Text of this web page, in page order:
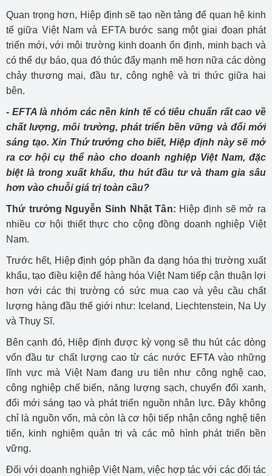
Quan trọng hơn, Hiệp định sẽ tạo nền tảng để quan hệ kinh
tế giữa Việt Nam và EFTA bước sang một giai đoạn phát
triển mới, với môi trường kinh doanh ổn định, minh bạch và
có thể dự báo, qua đó thúc đẩy mạnh mẽ hơn nữa các dòng
chảy thương mại, đầu tư, công nghệ và tri thức giữa hai
bên.
- EFTA là nhóm các nền kinh tế có tiêu chuẩn rất cao về
chất lượng, môi trường, phát triển bền vững và đổi mới
sáng tạo. Xin Thứ trưởng cho biết, Hiệp định này sẽ mở
ra cơ hội cụ thể nào cho doanh nghiệp Việt Nam, đặc
biệt là trong xuất khẩu, thu hút đầu tư và tham gia sâu
hơn vào chuỗi giá trị toàn cầu?
Thứ trưởng Nguyễn Sinh Nhật Tân: Hiệp định sẽ mở ra
nhiều cơ hội thiết thực cho cộng đồng doanh nghiệp Việt
Nam.
Trước hết, Hiệp định góp phần đa dạng hóa thị trường xuất
khẩu, tạo điều kiện để hàng hóa Việt Nam tiếp cận thuận lợi
hơn với các thị trường có sức mua cao và yêu cầu chất
lượng hàng đầu thế giới như: Iceland, Liechtenstein, Na Uy
và Thụy Sĩ.
Bên cạnh đó, Hiệp định được kỳ vọng sẽ thu hút các dòng
vốn đầu tư chất lượng cao từ các nước EFTAvào những
lĩnh vực mà Việt Nam đang ưu tiên như công nghệ cao,
công nghiệp chế biến, năng lượng sạch, chuyển đổi xanh,
đổi mới sáng tạo và phát triển nguồn nhân lực. Đây không
chỉ là nguồn vốn, mà còn là cơ hội tiếp nhận công nghệ tiên
tiến, kinh nghiệm quản trị và các mô hình phát triển bền
vững.
Đối với doanh nghiệp Việt Nam, việc hợp tác với các đối tác